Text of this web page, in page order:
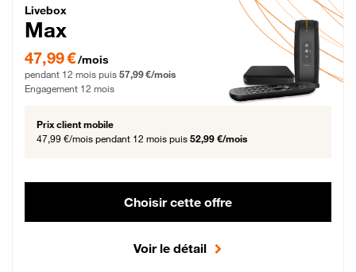
Livebox Max Fibre
Livebox
Max
47,99 € par mois pendant 12 mois puis 57,99 € par mois, Engagement 12 mois
47,99 €/mois
pendant 12 mois puis 57,99 €/mois
Engagement 12 mois
Prix client mobile
47,99 €/mois pendant 12 mois puis 52,99 €/mois
Choisir cette offre
Voir le détail